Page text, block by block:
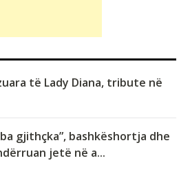
të Lady Diana, tribute në
gjithçka”, bashkëshortja dhe
jetë në a...